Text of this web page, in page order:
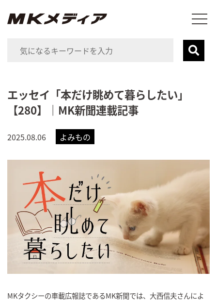
エッセイ「本だけ眺めて暮らしたい」
【280】｜MK新聞連載記事
2025.08.06 よみもの
MKタクシーの車載広報誌であるMK新聞では、大西信夫さんによ